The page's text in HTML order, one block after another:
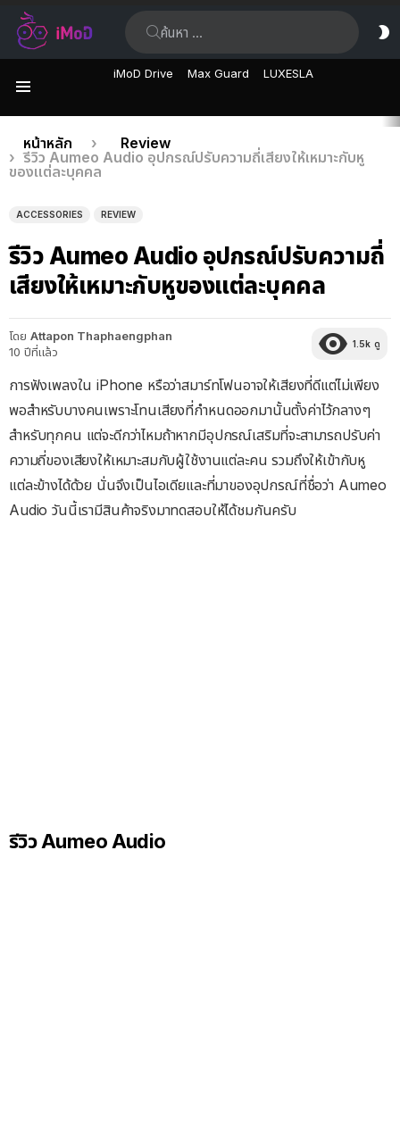
iMoD Drive Max Guard LUXESLA
เรื่อง
ล่าสุด
คุณอยู่ที่นี่:
หน้าหลัก
Review
รีวิว Aumeo Audio อุปกรณ์ปรับความถี่เสียงให้เหมาะกับหู
ของแต่ละบุคคล
ACCESSORIES REVIEW
รีวิว Aumeo Audio อุปกรณ์ปรับความถี่
เสียงให้เหมาะกับหูของแต่ละบุคคล
โดย Attapon Thaphaengphan
10 ปีที่แล้ว
1.5k ดู
การฟังเพลงใน iPhone หรือว่าสมาร์ทโฟนอาจให้เสียงที่ดีแต่ไม่เพียง
พอสำหรับบางคนเพราะโทนเสียงที่กำหนดออกมานั้นตั้งค่าไว้กลางๆ
สำหรับทุกคน แต่จะดีกว่าไหมถ้าหากมีอุปกรณ์เสริมที่จะสามารถปรับค่า
ความถี่ของเสียงให้เหมาะสมกับผู้ใช้งานแต่ละคน รวมถึงให้เข้ากับหู
แต่ละข้างได้ด้วย นั่นจึงเป็นไอเดียและที่มาของอุปกรณ์ที่ชื่อว่า Aumeo
Audio วันนี้เรามีสินค้าจริงมาทดสอบให้ได้ชมกันครับ
รีวิว Aumeo Audio